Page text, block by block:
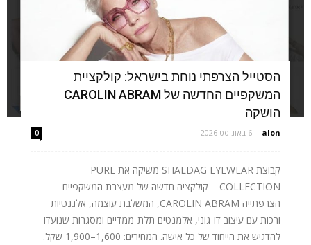
הסטייל הצרפתי נוחת בישראל: קולקציית
המשקפיים החדשה של CAROLIN ABRAM
הושקה
alon
- 6 באוגוסט 2026 0
קבוצת SHALDAG EYEWEAR משיקה את PURE
COLLECTION – קולקציה חדשה של מעצבת המשקפיים
הצרפתייה CAROLIN ABRAM, המשלבת עוצמה, אלגנטיות
ורכות עם עיצוב דו-גוני, אלמנטים תלת-ממדיים ומסגרות שנועדו
להדגיש את הייחוד של כל אישה. המחירים: 1,600–1,900 שקל.